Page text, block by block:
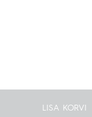
LISA KORVI